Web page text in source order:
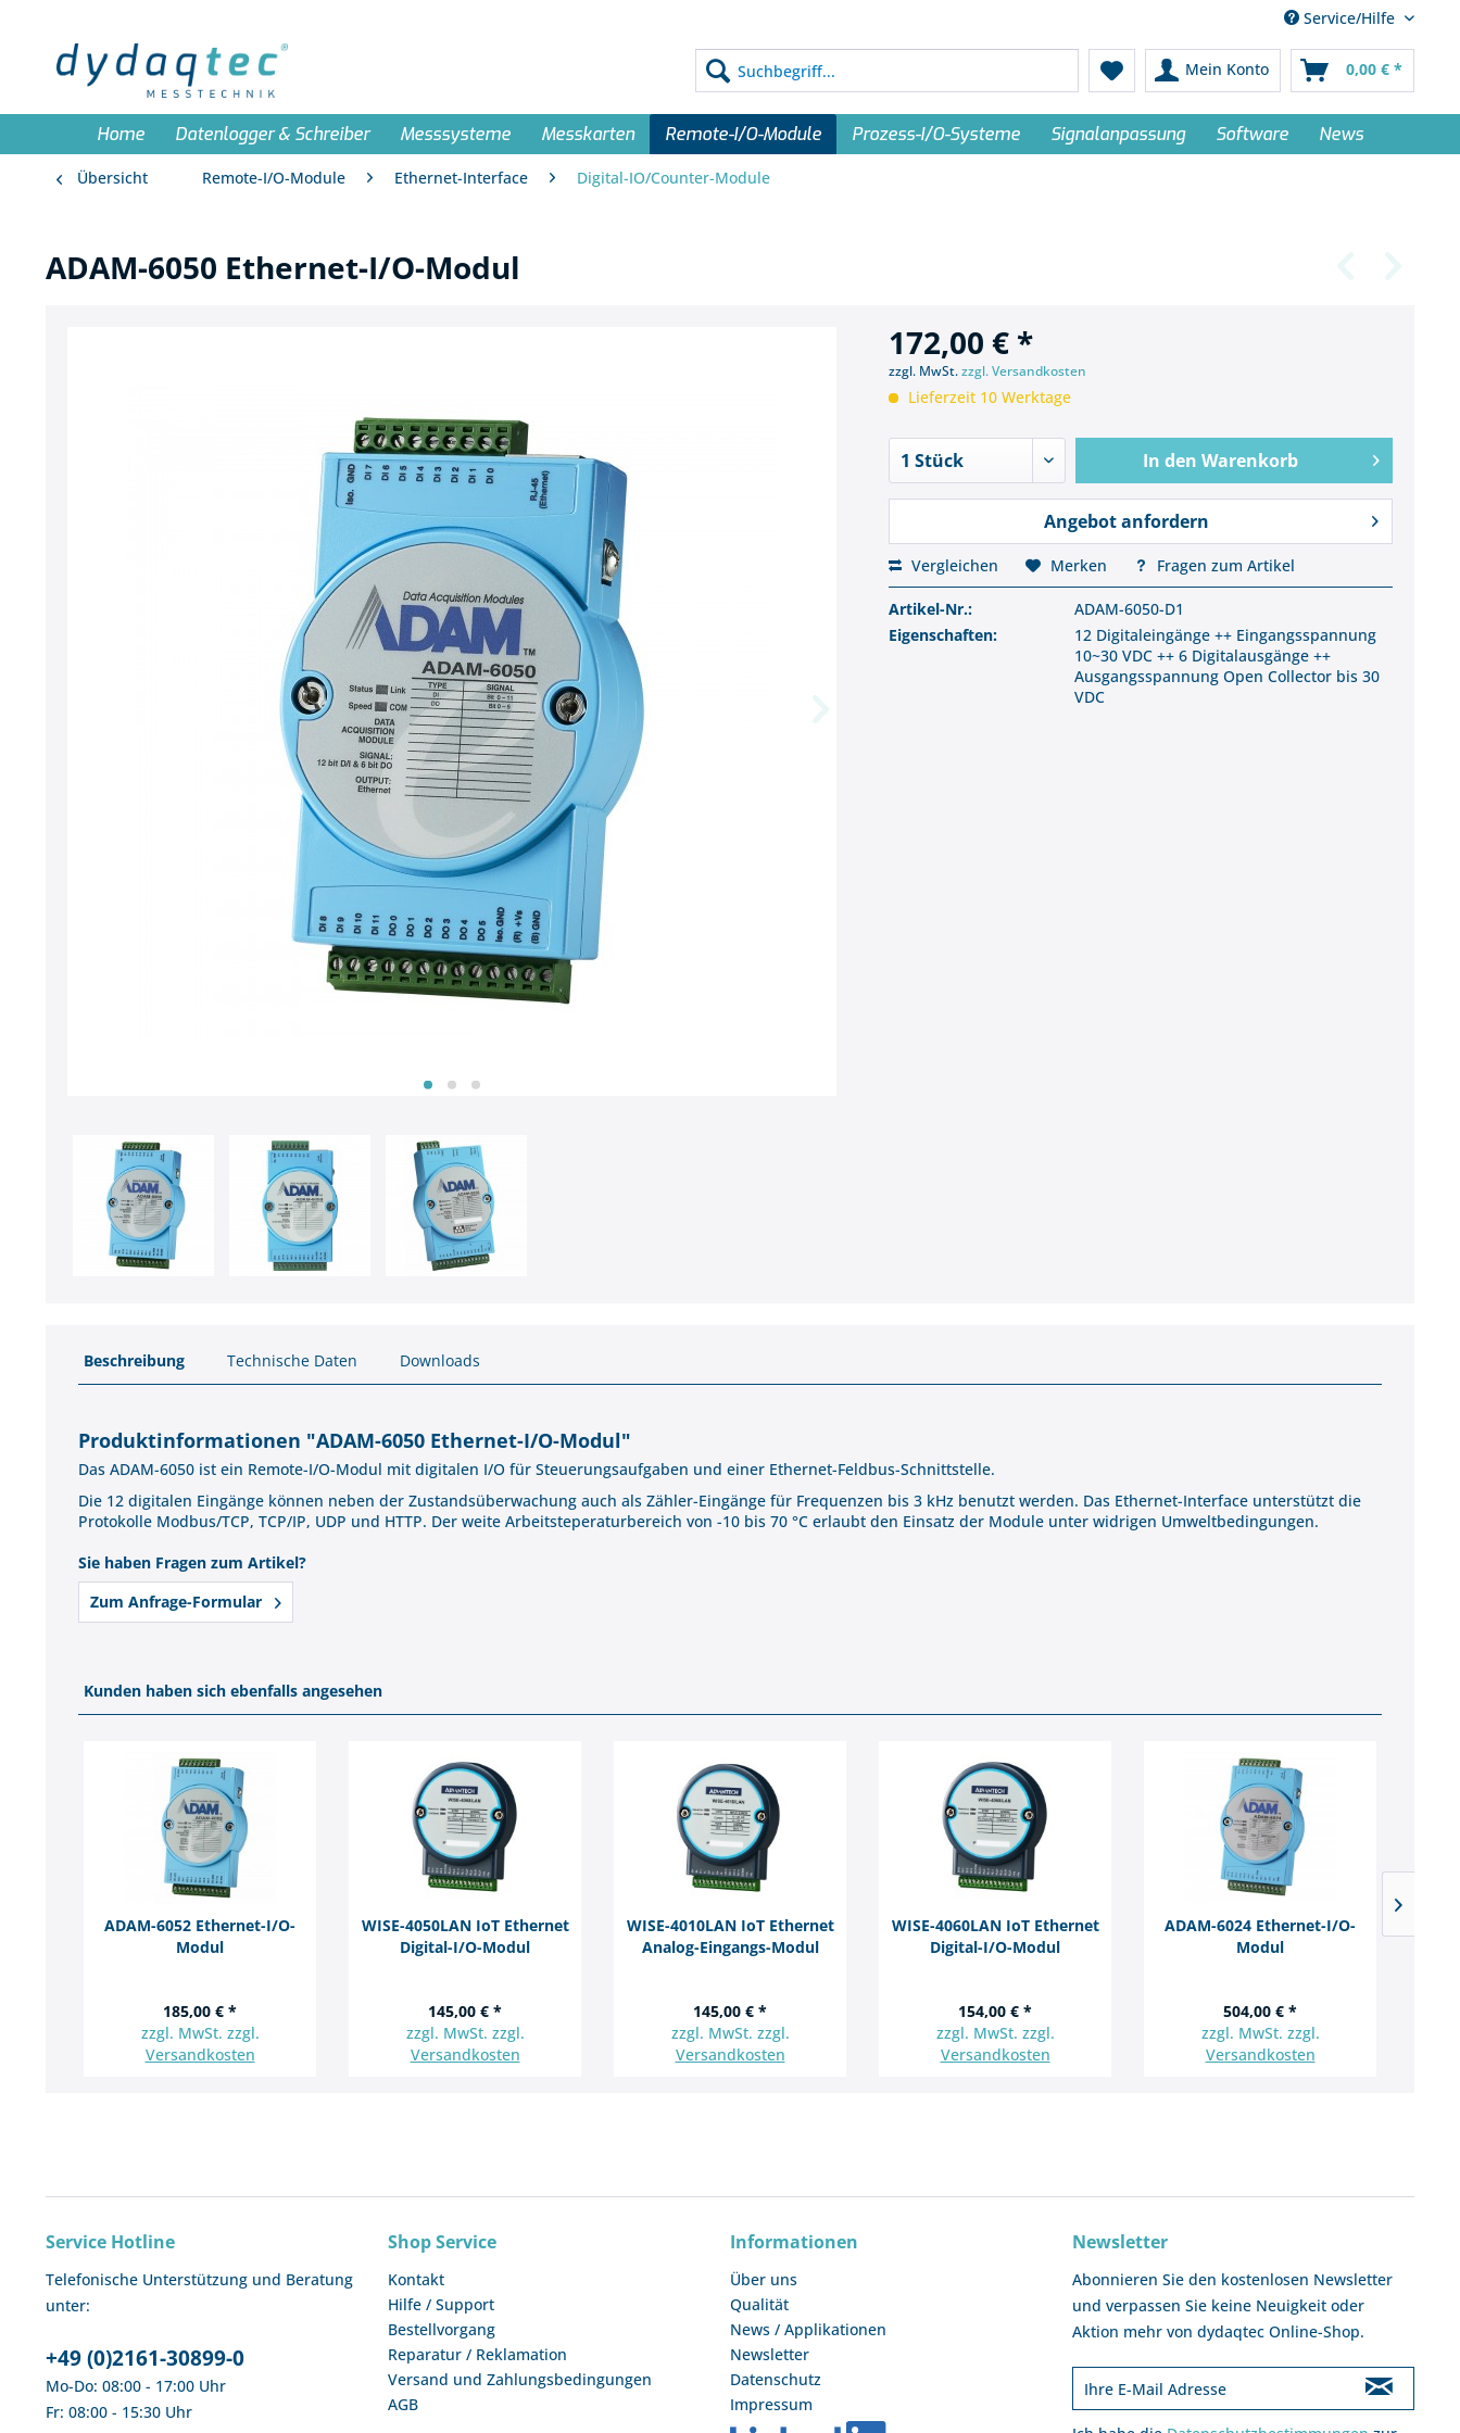
Service/Hilfe
Mein Konto 0,00 € *
Home Datenlogger & Schreiber Messsysteme Messkarten Remote-I/O-Module Prozess-I/O-Systeme Signalanpassung Software News
Übersicht Remote-I/O-Module Ethernet-Interface Digital-IO/Counter-Module
ADAM-6050 Ethernet-I/O-Modul
172,00 € *
zzgl. MwSt.zzgl. Versandkosten
Lieferzeit 10 Werktage
In den Warenkorb
Angebot anfordern
Vergleichen Merken Fragen zum Artikel
Artikel-Nr.:
ADAM-6050-D1
Eigenschaften:
12 Digitaleingänge ++ Eingangsspannung
10~30 VDC ++ 6 Digitalausgänge ++
Ausgangsspannung Open Collector bis 30
VDC
Beschreibung Technische Daten Downloads
Produktinformationen "ADAM-6050 Ethernet-I/O-Modul"
Das ADAM-6050 ist ein Remote-I/O-Modul mit digitalen I/O für Steuerungsaufgaben und einer Ethernet-Feldbus-Schnittstelle.
Die 12 digitalen Eingänge können neben der Zustandsüberwachung auch als Zähler-Eingänge für Frequenzen bis 3 kHz benutzt werden. Das Ethernet-Interface unterstützt die
Protokolle Modbus/TCP, TCP/IP, UDP und HTTP. Der weite Arbeitsteperaturbereich von -10 bis 70 °C erlaubt den Einsatz der Module unter widrigen Umweltbedingungen.
Sie haben Fragen zum Artikel?
Zum Anfrage-Formular
Kunden haben sich ebenfalls angesehen
ADAM-6052 Ethernet-I/O-
Modul
185,00 € *
zzgl. MwSt. zzgl.
Versandkosten
WISE-4050LAN IoT Ethernet
Digital-I/O-Modul
145,00 € *
zzgl. MwSt. zzgl.
Versandkosten
WISE-4010LAN IoT Ethernet
Analog-Eingangs-Modul
145,00 € *
zzgl. MwSt. zzgl.
Versandkosten
WISE-4060LAN IoT Ethernet
Digital-I/O-Modul
154,00 € *
zzgl. MwSt. zzgl.
Versandkosten
ADAM-6024 Ethernet-I/O-
Modul
504,00 € *
zzgl. MwSt. zzgl.
Versandkosten
Service Hotline
Telefonische Unterstützung und Beratung
unter:
+49 (0)2161-30899-0
Mo-Do: 08:00 - 17:00 Uhr
Fr: 08:00 - 15:30 Uhr
Shop Service
Kontakt
Hilfe / Support
Bestellvorgang
Reparatur / Reklamation
Versand und Zahlungsbedingungen
AGB
Informationen
Über uns
Qualität
News / Applikationen
Newsletter
Datenschutz
Impressum
Newsletter
Abonnieren Sie den kostenlosen Newsletter
und verpassen Sie keine Neuigkeit oder
Aktion mehr von dydaqtec Online-Shop.